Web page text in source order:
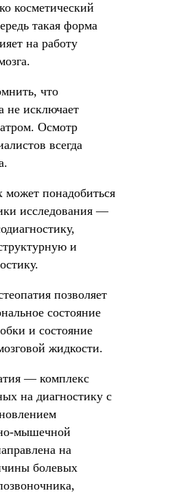
косметический
такая форма
на работу
что
не исключает
Осмотр
всегда
может понадобиться
исследования —
и
позволяет
состояние
и состояние
жидкости.
— комплекс
на диагностику с
мышечной
на
болевых